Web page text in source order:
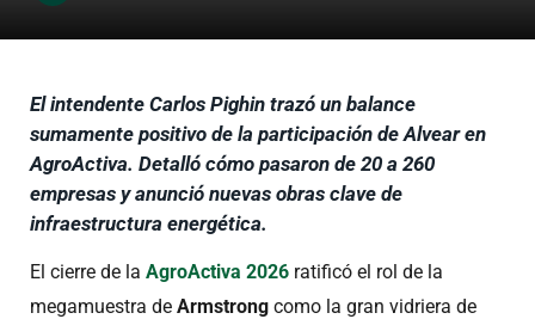
El intendente Carlos Pighin trazó un balance
sumamente positivo de la participación de Alvear en
AgroActiva. Detalló cómo pasaron de 20 a 260
empresas y anunció nuevas obras clave de
infraestructura energética.
El cierre de la AgroActiva 2026 ratificó el rol de la
megamuestra de Armstrong como la gran vidriera de